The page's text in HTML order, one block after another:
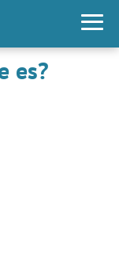
es?